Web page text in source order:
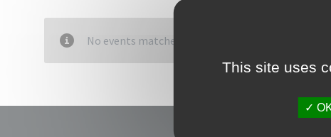
No events matched your criteria
This site uses